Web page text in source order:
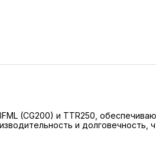
(CG200) и TTR250,
и